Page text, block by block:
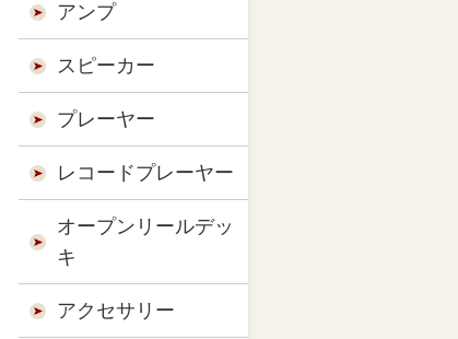
アンプ
スピーカー
プレーヤー
レコードプレーヤー
オープンリールデッ
キ
アクセサリー